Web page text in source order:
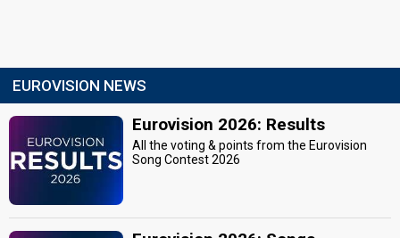
EUROVISION NEWS
Eurovision 2026: Results
All the voting & points from the Eurovision
Song Contest 2026